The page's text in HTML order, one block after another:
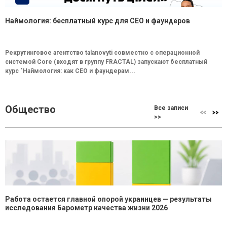
Наймология: бесплатный курс для CEO и фаундеров
Рекрутинговое агентство talanovyti совместно с операционной
системой Core (входят в группу FRACTAL) запускают бесплатный
курс "Наймология: как СEO и фаундерам...
Общество
Все записи
>>
Работа остается главной опорой украинцев — результаты
исследования Барометр качества жизни 2026